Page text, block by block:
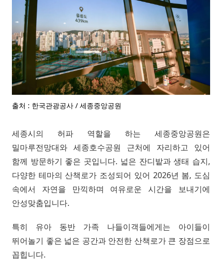
출처 : 한국관광공사 / 세종중앙공원
세종시의 허파 역할을 하는 세종중앙공원은
밀마루전망대와 세종호수공원 근처에 자리하고 있어
함께 방문하기 좋은 곳입니다. 넓은 잔디밭과 생태 습지,
다양한 테마의 산책로가 조성되어 있어 2026년 봄, 도심
속에서 자연을 만끽하며 여유로운 시간을 보내기에
안성맞춤입니다.
특히 유아 동반 가족 나들이객들에게는 아이들이
뛰어놀기 좋은 넓은 공간과 안전한 산책로가 큰 장점으로
꼽힙니다.